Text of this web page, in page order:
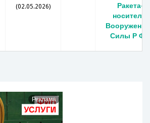
(02.05.2026)
Ракета-
носитель.
Силы Р
Реклама